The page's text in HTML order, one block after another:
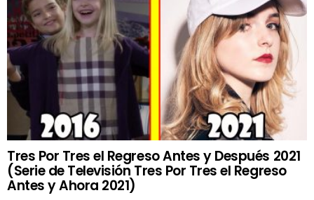
Tres Por Tres el Regreso Antes y Después 2021
(Serie de Televisión Tres Por Tres el Regreso
Antes y Ahora 2021)